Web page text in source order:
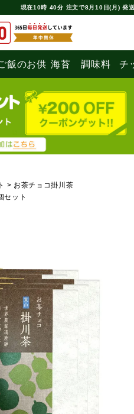
現在10時 40分 注文で8月10日(月) 発
飯のお供 海苔 調味料 チ
お茶チョコ掛川茶
セット